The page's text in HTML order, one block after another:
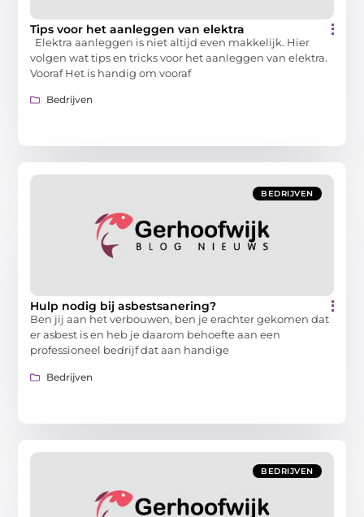
Tips voor het aanleggen van elektra
Elektra aanleggen is niet altijd even makkelijk. Hier
volgen wat tips en tricks voor het aanleggen van elektra.
Vooraf Het is handig om vooraf
Bedrijven
BEDRIJVEN
Hulp nodig bij asbestsanering?
Ben jij aan het verbouwen, ben je erachter gekomen dat
er asbest is en heb je daarom behoefte aan een
professioneel bedrijf dat aan handige
Bedrijven
BEDRIJVEN